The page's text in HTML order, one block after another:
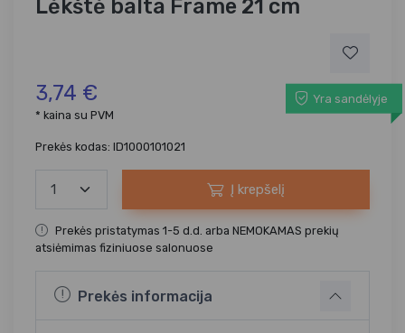
Lėkštė balta Frame 21 cm
3,74 €
Yra sandėlyje
* kaina su PVM
Prekės kodas: ID1000101021
Į krepšelį
Prekės pristatymas 1-5 d.d. arba NEMOKAMAS prekių
atsiėmimas fiziniuose salonuose
Prekės informacija